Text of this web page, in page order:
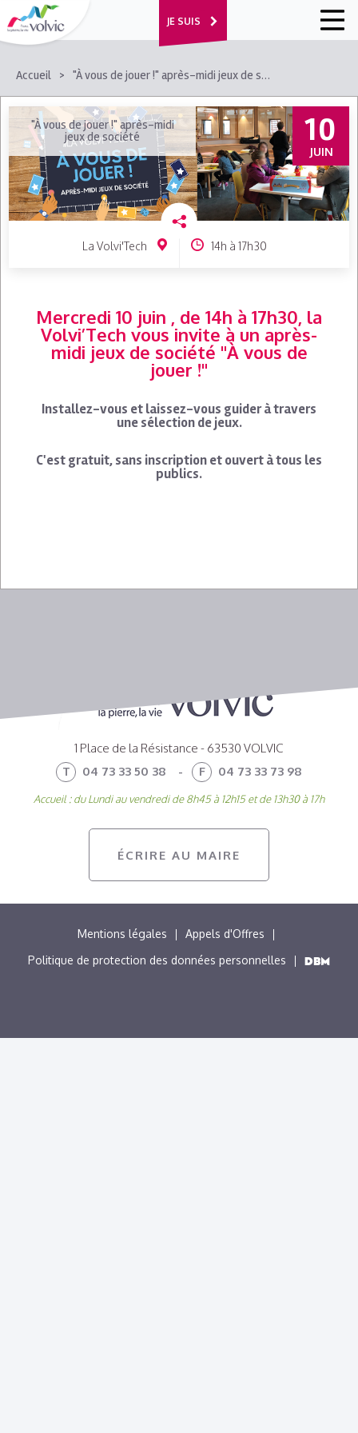
JE SUIS
FIL
D'ARIANE
Accueil "À vous de jouer !" après-midi jeux de société
"À vous de jouer !" après-midi
jeux de société
10
JUIN
La Volvi'Tech 14h à 17h30
Mercredi 10 juin , de 14h à 17h30, la
Volvi’Tech vous invite à un après-
midi jeux de société "À vous de
jouer !"
Installez-vous et laissez-vous guider à travers
une sélection de jeux.
C'est gratuit, sans inscription et ouvert à tous les
publics.
ÉCRIRE AU MAIRE
1 Place de la Résistance - 63530 VOLVIC
T
04 73 33 50 38 - F 04 73 33 73 98
Accueil : du Lundi au vendredi de 8h45 à 12h15 et de 13h30 à 17h
MENU
PIED
Mentions légales
Appels d'Offres
Politique de protection des données personnelles